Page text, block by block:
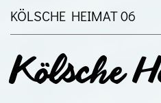
KÖLSCHE HEIMAT 06
Kölsche